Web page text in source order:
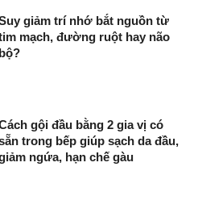
giảm trí nhớ bắt nguồn từ
mạch, đường ruột hay não
bộ?
gội đầu bằng 2 gia vị có
trong bếp giúp sạch da đầu,
ngứa, hạn chế gàu